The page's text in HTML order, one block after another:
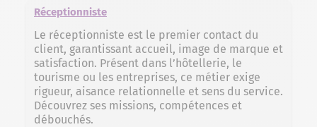
Réceptionniste
Le réceptionniste est le premier contact du
client, garantissant accueil, image de marque et
satisfaction. Présent dans l’hôtellerie, le
tourisme ou les entreprises, ce métier exige
rigueur, aisance relationnelle et sens du service.
Découvrez ses missions, compétences et
débouchés.